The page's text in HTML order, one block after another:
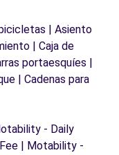
| Asiento
| Caja de
portaesquíes |
| Cadenas para
- Daily
| Motability -